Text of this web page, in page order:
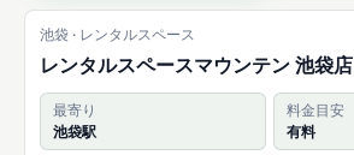
池袋 · レンタルスペース
レンタルスペースマウンテン 池袋店
最寄り
池袋駅
料金目安
有料